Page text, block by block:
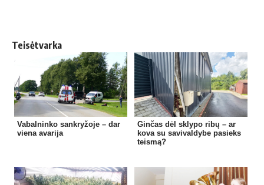
Teisėtvarka
Vabalninko sankryžoje – dar
viena avarija
Ginčas dėl sklypo ribų – ar
kova su savivaldybe pasieks
teismą?